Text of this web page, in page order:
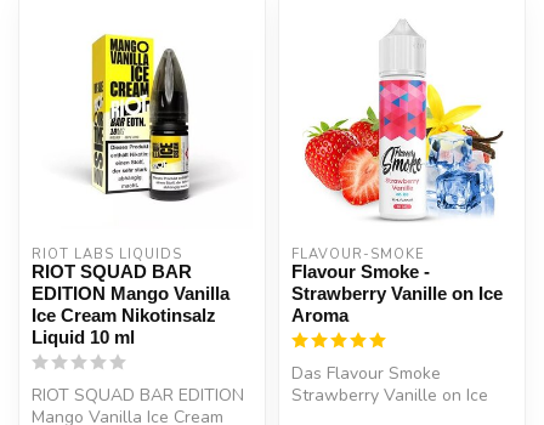
RIOT LABS LIQUIDS
RIOT SQUAD BAR
EDITION Mango Vanilla
Ice Cream Nikotinsalz
Liquid 10 ml
RIOT SQUAD BAR EDITION
Mango Vanilla Ice Cream
FLAVOUR-SMOKE
Flavour Smoke -
Strawberry Vanille on Ice
Aroma
Das Flavour Smoke
Strawberry Vanille on Ice